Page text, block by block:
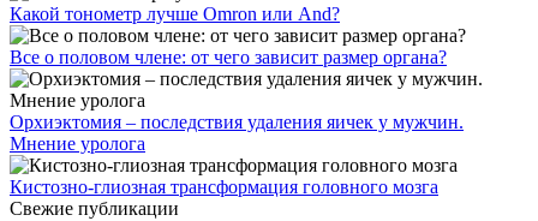
Какой тонометр лучше Omron или And?
Все о половом члене: от чего зависит размер органа?
Орхиэктомия – последствия удаления яичек у мужчин.
Мнение уролога
Кистозно-глиозная трансформация головного мозга
Свежие публикации